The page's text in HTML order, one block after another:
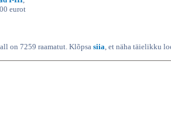
eurot
all on 7259 raamatut. Klõpsa siia , et näha täielikku